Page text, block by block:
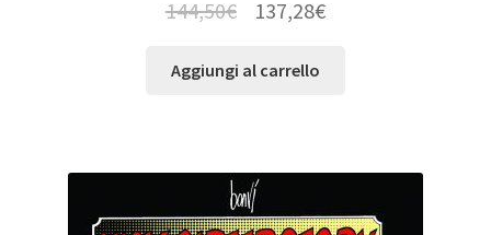
144,50€ 137,28€
Aggiungi al carrello